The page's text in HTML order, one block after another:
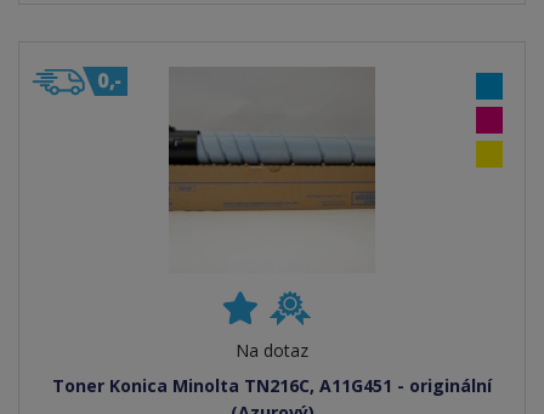
Na dotaz
Toner Konica Minolta TN216C, A11G451 - originální